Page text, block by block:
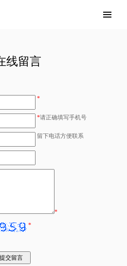
线留言
*
*请正确填写手机号
留下电话方便联系
*
*